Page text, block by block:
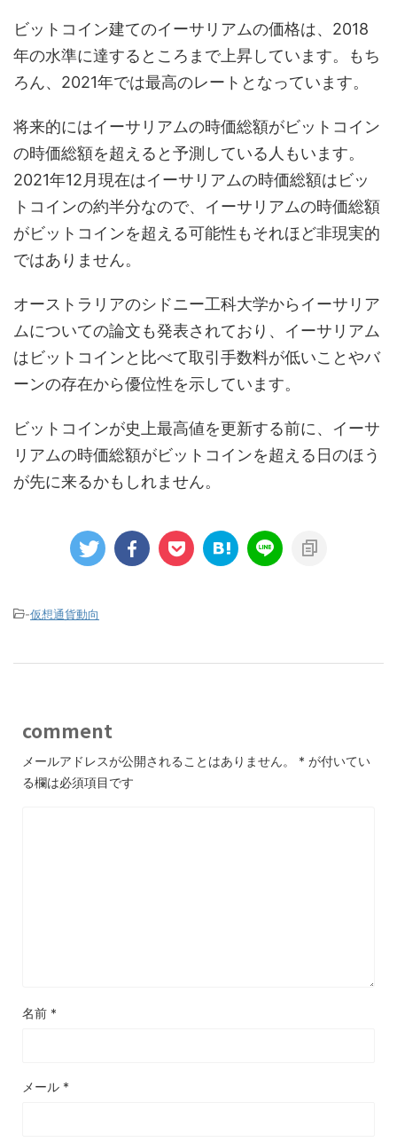
ビットコイン建てのイーサリアムの価格は、2018
年の水準に達するところまで上昇しています。もち
ろん、2021年では最高のレートとなっています。
将来的にはイーサリアムの時価総額がビットコイン
の時価総額を超えると予測している人もいます。
2021年12月現在はイーサリアムの時価総額はビッ
トコインの約半分なので、イーサリアムの時価総額
がビットコインを超える可能性もそれほど非現実的
ではありません。
オーストラリアのシドニー工科大学からイーサリア
ムについての論文も発表されており、イーサリアム
はビットコインと比べて取引手数料が低いことやバ
ーンの存在から優位性を示しています。
ビットコインが史上最高値を更新する前に、イーサ
リアムの時価総額がビットコインを超える日のほう
が先に来るかもしれません。
-仮想通貨動向
comment
メールアドレスが公開されることはありません。 * が付いてい
る欄は必須項目です
名前 *
メール *